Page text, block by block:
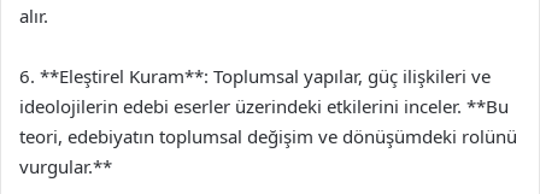
alır.
6. **Eleştirel Kuram**: Toplumsal yapılar, güç ilişkileri ve
ideolojilerin edebi eserler üzerindeki etkilerini inceler. **Bu
teori, edebiyatın toplumsal değişim ve dönüşümdeki rolünü
vurgular.**